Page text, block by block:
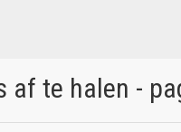
af te halen -